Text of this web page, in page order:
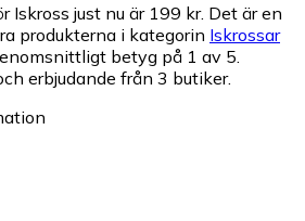
Iskross just nu är 199 kr. Det är en
produkterna i kategorin Iskrossar
betyg på 1 av 5.
erbjudande från 3 butiker.